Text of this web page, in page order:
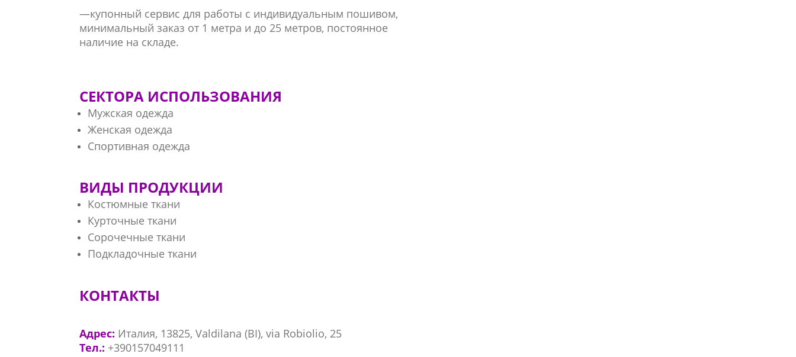
—купонный сервис для работы с индивидуальным пошивом,
минимальный заказ от 1 метра и до 25 метров, постоянное
наличие на складе.
СЕКТОРА ИСПОЛЬЗОВАНИЯ
Мужская одежда
Женская одежда
Спортивная одежда
ВИДЫ ПРОДУКЦИИ
Костюмные ткани
Курточные ткани
Сорочечные ткани
Подкладочные ткани
КОНТАКТЫ
Адрес: Италия, 13825, Valdilana (BI), via Robiolio, 25
Тел.: +390157049111